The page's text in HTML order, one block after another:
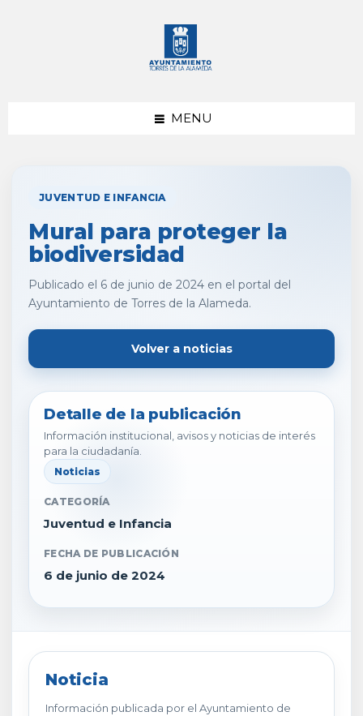
MENU
JUVENTUD E INFANCIA
Mural para proteger la
biodiversidad
Publicado el 6 de junio de 2024 en el portal del
Ayuntamiento de Torres de la Alameda.
Volver a noticias
Detalle de la publicación
Información institucional, avisos y noticias de interés
para la ciudadanía.
Noticias
CATEGORÍA
Juventud e Infancia
FECHA DE PUBLICACIÓN
6 de junio de 2024
Noticia
Información publicada por el Ayuntamiento de